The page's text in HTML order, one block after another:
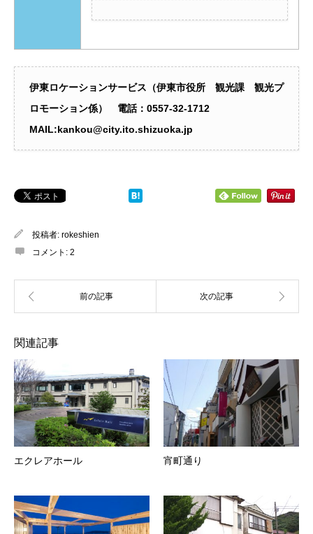
伊東ロケーションサービス（伊東市役所 観光課 観光プ
ロモーション係） 電話：0557‐32-1712
MAIL:kankou@city.ito.shizuoka.jp
投稿者: rokeshien
コメント: 2
関連記事
エクレアホール 宵町通り